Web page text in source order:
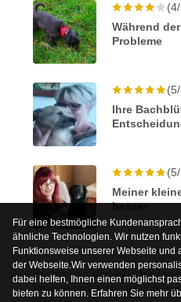
Während
Probleme
Ihre
Meiner
besser
Für eine bestmögliche
ähnliche Technologien. Wir nutzen
Funktionsweise unserer Webseite und
der Webseite.Wir verwenden
dabei helfen, Ihnen einen möglichst
bieten zu können. Erfahren Sie mehr
Bachblüten sind kein
Pflanzenextrakte, die man